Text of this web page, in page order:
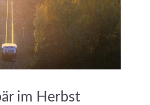
im Herbst